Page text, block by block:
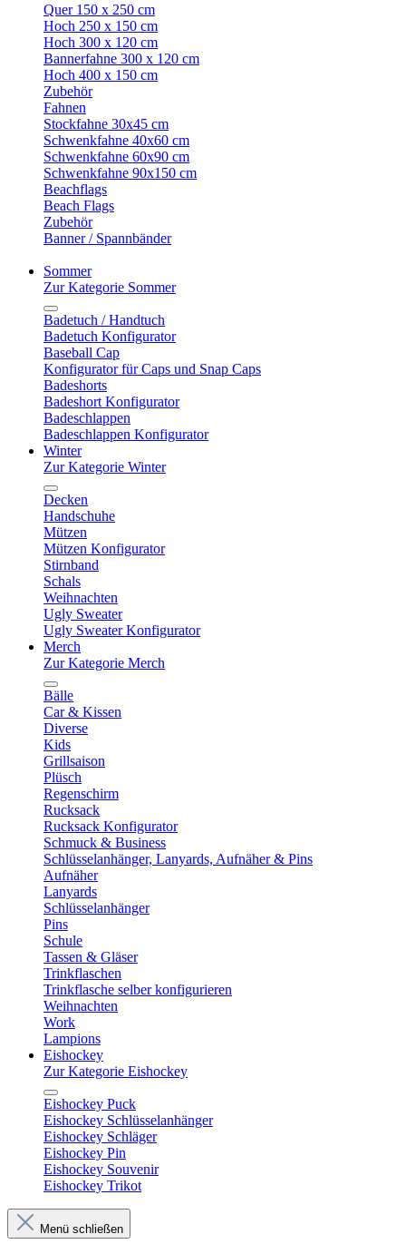
Quer 150 x 250 cm
Hoch 250 x 150 cm
Hoch 300 x 120 cm
Bannerfahne 300 x 120 cm
Hoch 400 x 150 cm
Zubehör
Fahnen
Stockfahne 30x45 cm
Schwenkfahne 40x60 cm
Schwenkfahne 60x90 cm
Schwenkfahne 90x150 cm
Beachflags
Beach Flags
Zubehör
Banner / Spannbänder
Sommer
Zur Kategorie Sommer
Badetuch / Handtuch
Badetuch Konfigurator
Baseball Cap
Konfigurator für Caps und Snap Caps
Badeshorts
Badeshort Konfigurator
Badeschlappen
Badeschlappen Konfigurator
Winter
Zur Kategorie Winter
Decken
Handschuhe
Mützen
Mützen Konfigurator
Stirnband
Schals
Weihnachten
Ugly Sweater
Ugly Sweater Konfigurator
Merch
Zur Kategorie Merch
Bälle
Car & Kissen
Diverse
Kids
Grillsaison
Plüsch
Regenschirm
Rucksack
Rucksack Konfigurator
Schmuck & Business
Schlüsselanhänger, Lanyards, Aufnäher & Pins
Aufnäher
Lanyards
Schlüsselanhänger
Pins
Schule
Tassen & Gläser
Trinkflaschen
Trinkflasche selber konfigurieren
Weihnachten
Work
Lampions
Eishockey
Zur Kategorie Eishockey
Eishockey Puck
Eishockey Schlüsselanhänger
Eishockey Schläger
Eishockey Pin
Eishockey Souvenir
Eishockey Trikot
Menü schließen